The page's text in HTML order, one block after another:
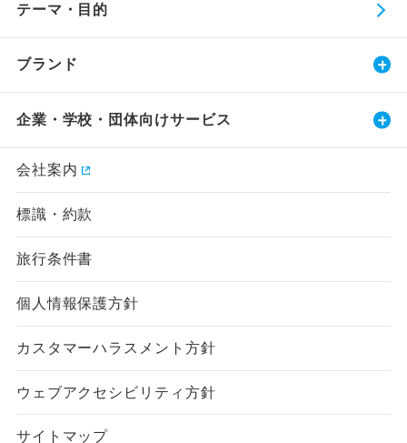
テーマ・目的
ブランド
企業・学校・団体向けサービス
会社案内
標識・約款
旅行条件書
個人情報保護方針
カスタマーハラスメント方針
ウェブアクセシビリティ方針
サイトマップ